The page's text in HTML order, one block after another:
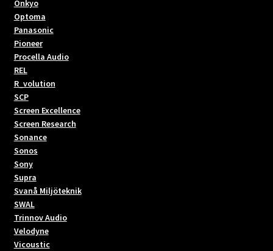
Onkyo
Optoma
Panasonic
Pioneer
Procella Audio
REL
R_volution
SCP
Screen Excellence
Screen Research
Sonance
Sonos
Sony
Supra
Svanå Miljöteknik
SWAL
Trinnov Audio
Velodyne
Vicoustic